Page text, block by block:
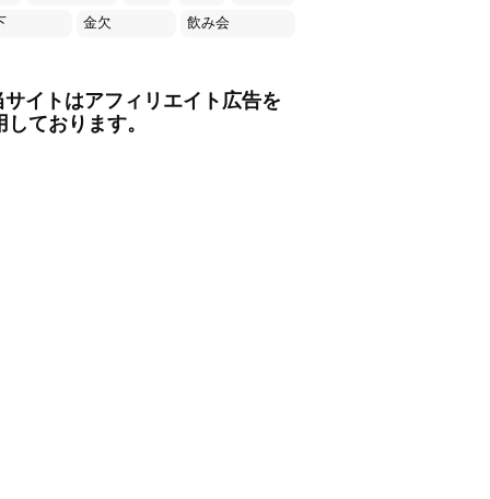
金欠 飲み会
イトはアフィリエイト広告を
しております。